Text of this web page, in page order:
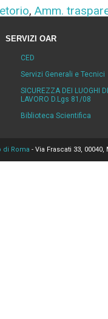
, Amm.
SERVIZI OAR
CED
Servizi Generali e Tecnici
SICUREZZA DEI LUOGHI DI
LAVORO D.Lgs 81/08
Biblioteca Scientifica
di Roma - Via Frascati 33,